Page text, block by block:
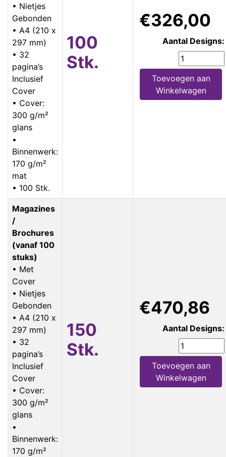
• Nietjes
Gebonden
• A4 (210 x
297 mm)
• 32
pagina’s
Inclusief
Cover
• Cover:
300 g/m²
glans
•
Binnenwerk:
170 g/m²
mat
• 100 Stk.
100
Stk.
€326,00
Aantal Designs:
Toevoegen aan
Winkelwagen
Magazines
/
Brochures
(vanaf 100
stuks)
• Met
Cover
• Nietjes
Gebonden
• A4 (210 x
297 mm)
• 32
pagina’s
Inclusief
Cover
• Cover:
300 g/m²
glans
•
Binnenwerk:
170 g/m²
150
Stk.
€470,86
Aantal Designs:
Toevoegen aan
Winkelwagen